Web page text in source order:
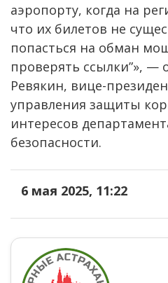
аэропорту, когда на
что их билетов не
попасться на обман
проверять ссылки”»,
Ревякин, вице-
управления защиты
интересов
безопасности.
6 мая 2025, 11:22